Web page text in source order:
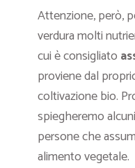
Attenzione, però,
verdura molti
cui è consigliato
proviene dal
coltivazione bio.
spiegheremo
persone che
alimento vegetale.